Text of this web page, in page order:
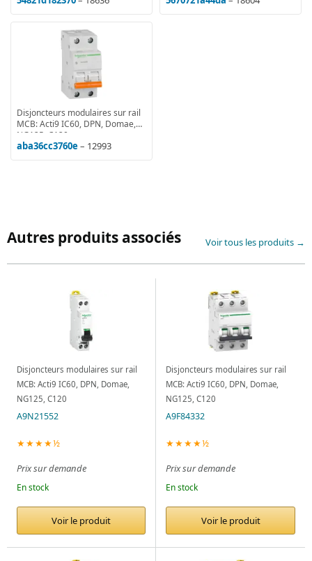
Disjoncteurs modulaires sur rail
MCB: Acti9 IC60, DPN, Domae,
NG125, C120
aba36cc3760e– 12993
Autres produits associés Voir tous les produits →
Disjoncteurs modulaires sur rail
MCB: Acti9 IC60, DPN, Domae,
NG125, C120
A9N21552
★★★★½
Prix sur demande
En stock
Voir le produit
Disjoncteurs modulaires sur rail
MCB: Acti9 IC60, DPN, Domae,
NG125, C120
A9F84332
★★★★½
Prix sur demande
En stock
Voir le produit